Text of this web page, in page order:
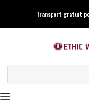
Transport gratuit